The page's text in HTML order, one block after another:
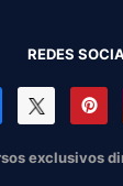
REDES
exclusivos